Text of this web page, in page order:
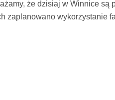
że dzisiaj w Winnice są
zaplanowano wykorzystanie